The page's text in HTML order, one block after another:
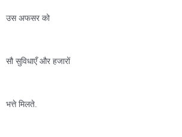
उस अफसर को
सौ सुविधाएँ और हजारों
भत्ते मिलते.